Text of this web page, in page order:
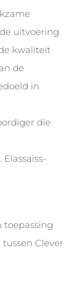
uitvoering
kwaliteit
de
in
die
toepassing
Clever